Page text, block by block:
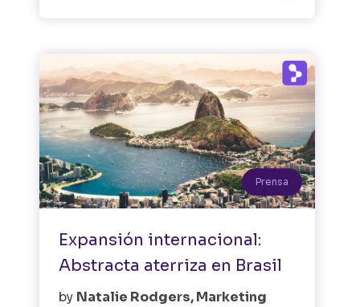
Prensa
Expansión internacional:
Abstracta aterriza en Brasil
by Natalie Rodgers, Marketing